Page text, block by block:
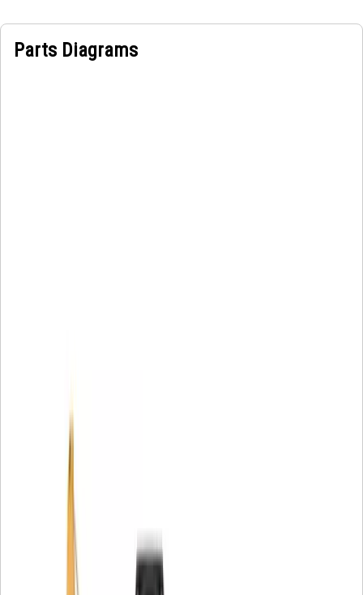
Parts Diagrams